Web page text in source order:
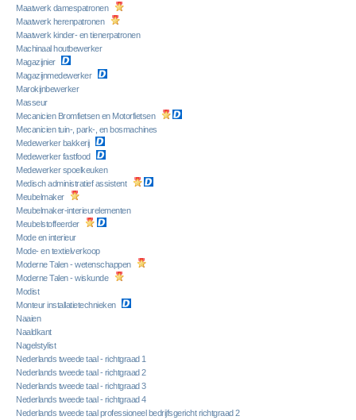
Maatwerk damespatronen
Maatwerk herenpatronen
Maatwerk kinder- en tienerpatronen
Machinaal houtbewerker
Magazijnier
Magazijnmedewerker
Marokijnbewerker
Masseur
Mecanicien Bromfietsen en Motorfietsen
Mecanicien tuin-, park-, en bosmachines
Medewerker bakkerij
Medewerker fastfood
Medewerker spoelkeuken
Medisch administratief assistent
Meubelmaker
Meubelmaker-interieurelementen
Meubelstoffeerder
Mode en interieur
Mode- en textielverkoop
Moderne Talen - wetenschappen
Moderne Talen - wiskunde
Modist
Monteur installatietechnieken
Naaien
Naaldkant
Nagelstylist
Nederlands tweede taal - richtgraad 1
Nederlands tweede taal - richtgraad 2
Nederlands tweede taal - richtgraad 3
Nederlands tweede taal - richtgraad 4
Nederlands tweede taal professioneel bedrijfsgericht richtgraad 2